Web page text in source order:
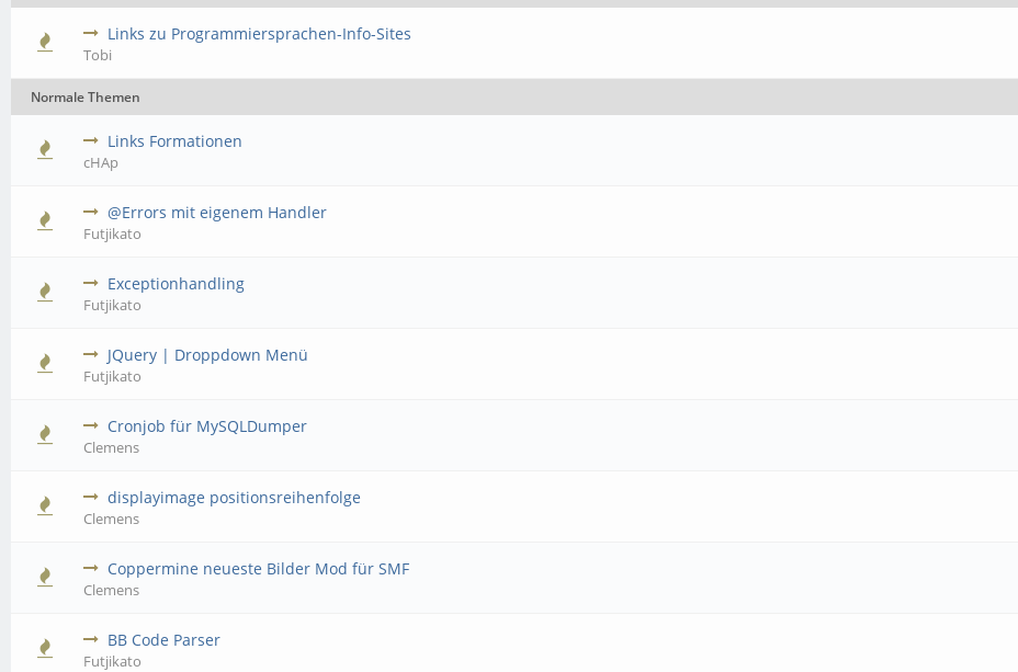
Links zu Programmiersprachen-Info-Sites
Tobi
Normale Themen
Links Formationen
cHAp
@Errors mit eigenem Handler
Futjikato
Exceptionhandling
Futjikato
JQuery | Droppdown Menü
Futjikato
Cronjob für MySQLDumper
Clemens
displayimage positionsreihenfolge
Clemens
Coppermine neueste Bilder Mod für SMF
Clemens
BB Code Parser
Futjikato